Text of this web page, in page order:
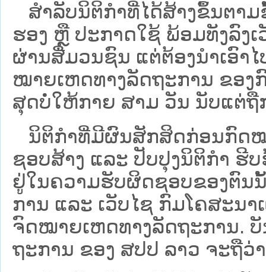
ສໍາລັບນິຕິກໍາທີ່ໄດ້ສ້າງຂຶ້ນຕາ
ຮອງ ຫຼື ປະກາດໃຊ້ ພ້ອມທັງລົງ
ຜ່ານສື່ມວນຊົນ ແຕ່ຕ້ອງນໍາເອົາ
ໝາຍ​ເຫດ​ທາງ​ລັດ​ຖະ​ການ​ ຂອ
ສຸດບໍ່ໃຫ້ກາຍ ສາມ ວັນ ນັບແຕ່ຖື
ນິ​ຕິ​ກຳ​ທີ່​ມີ​ຜົນ​ສັກ​ສິດ​ກ່ອນ​ກົດ​ໝ
ຊອບ​ສ້າງ ແລະ ປັບ​ປຸງນິ​ຕິ​ກຳ ຮີ
ຢູ່ໃນຄວາມຮັບຜິດຊອບຂອງຕົນ
ການ ແລະ ເວັບໄຊ​ ກົມໂຄສະນ
ຈົດໝາຍເຫດທາງລັດຖະການ.
ຖະ​ການ ຂອງ ສປ​ປ ລາວ ​ຈະຖື​